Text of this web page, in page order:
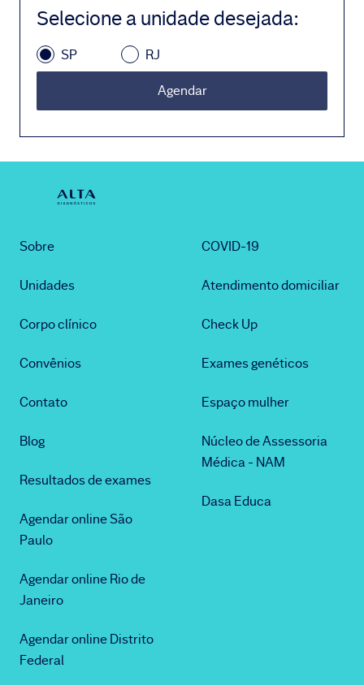
Selecione a unidade desejada:
SP RJ
Agendar
Sobre
Unidades
Corpo clínico
Convênios
Contato
Blog
Resultados de exames
Agendar online São
Paulo
Agendar online Rio de
Janeiro
Agendar online Distrito
Federal
COVID-19
Atendimento domiciliar
Check Up
Exames genéticos
Espaço mulher
Núcleo de Assessoria
Médica - NAM
Dasa Educa